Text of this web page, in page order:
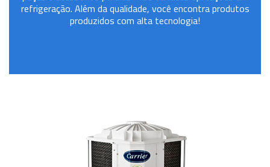
refrigeração. Além da qualidade, você encontra produtos
produzidos com alta tecnologia!